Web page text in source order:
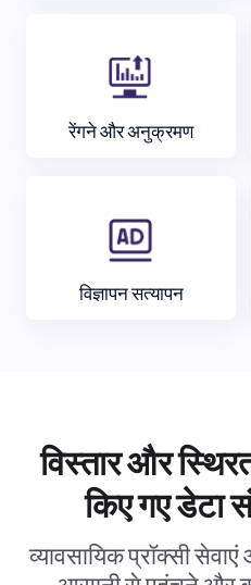
रेंगने और अनुक्रमण
विज्ञापन सत्यापन
विस्तार और
किए गए डेटा
व्यावसायिक प्रॉक्सी